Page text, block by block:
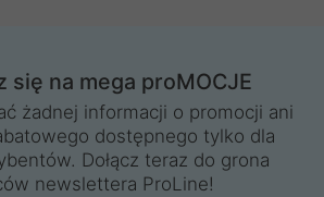
się na mega proMOCJE
żadnej informacji o promocji ani
dostępnego tylko dla
Dołącz teraz do grona
newslettera ProLine!